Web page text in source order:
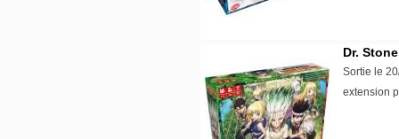
Dr.
Sortie le
extension